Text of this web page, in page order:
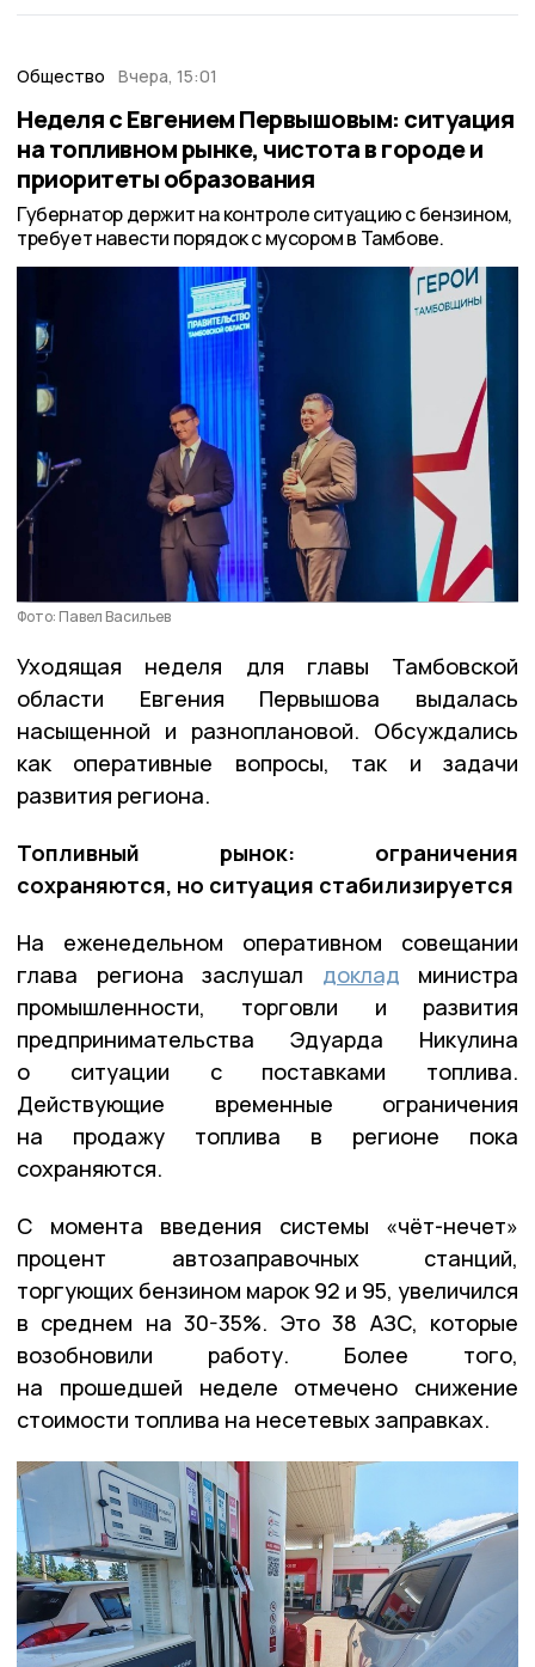
Общество Вчера, 15:01
Неделя с Евгением Первышовым: ситуация
на топливном рынке, чистота в городе и
приоритеты образования
Губернатор держит на контроле ситуацию с бензином,
требует навести порядок с мусором в Тамбове.
Фото: Павел Васильев
Уходящая неделя для главы Тамбовской
области Евгения Первышова выдалась
насыщенной и разноплановой. Обсуждались
как оперативные вопросы, так и задачи
развития региона.
Топливный рынок: ограничения
сохраняются, но ситуация стабилизируется
На еженедельном оперативном совещании
глава региона заслушал доклад министра
промышленности, торговли и развития
предпринимательства Эдуарда Никулина
о ситуации с поставками топлива.
Действующие временные ограничения
на продажу топлива в регионе пока
сохраняются.
С момента введения системы «чёт-нечет»
процент автозаправочных станций,
торгующих бензином марок 92 и 95, увеличился
в среднем на 30-35%. Это 38 АЗС, которые
возобновили работу. Более того,
на прошедшей неделе отмечено снижение
стоимости топлива на несетевых заправках.